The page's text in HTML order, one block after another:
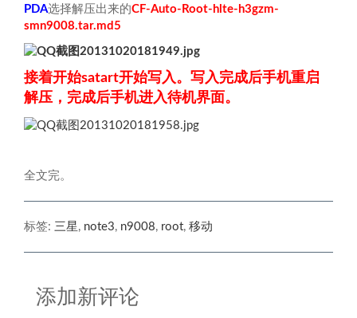
PDA选择解压出来的CF-Auto-Root-hlte-h3gzm-
smn9008.tar.md5
接着开始satart开始写入。写入完成后手机重启
解压，完成后手机进入待机界面。
全文完。
标签: 三星 , note3, n9008, root, 移动
添加新评论